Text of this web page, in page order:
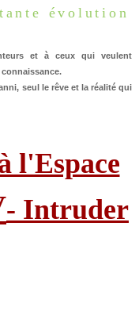
évolution
et à ceux qui veulent
seul le rêve et la réalité qui
l'Espace
- Intruder